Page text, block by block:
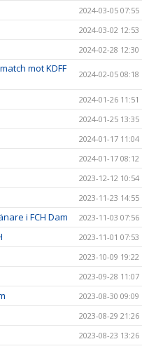
2024-03-05 07:55
2024-03-02 12:53
2024-02-28 12:30
mot KDFF
2024-02-05 08:18
2024-01-26 11:51
2024-01-25 13:35
2024-01-17 11:04
2024-01-17 08:12
2023-12-12 10:54
2023-11-23 14:55
i FCH Dam 2023-11-03 07:56
2023-11-01 07:53
2023-10-09 19:22
2023-09-28 11:07
2023-08-30 09:09
2023-08-29 21:26
2023-08-23 13:26